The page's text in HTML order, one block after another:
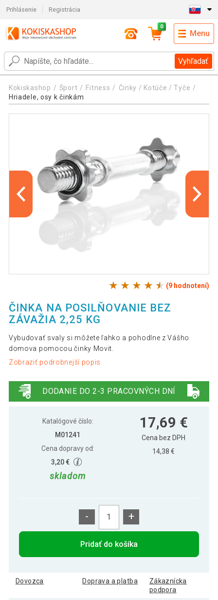
Prihlásenie Registrácia
Vyhľadať
0
Menu
Kokiskashop Šport Fitness
Činky / Kotúče / Tyče
Hriadele, osy k činkám
(9 hodnotení)
ČINKA NA POSILŇOVANIE BEZ
ZÁVAŽIA 2,25 KG
Vybudovať svaly si môžete ľahko a pohodlne z Vášho
domova pomocou činky Movit.
Zobraziť podrobnejší popis
DODANIE DO 2-3 PRACOVNÝCH DNÍ
Katalógové číslo:
M01241
Cena dopravy od:
3,20 €
skladom
17,69 €
Cena bez DPH
14,38 €
- +
Pridať do košíka
Dovozca Doprava a platba
Zákaznícka
podpora